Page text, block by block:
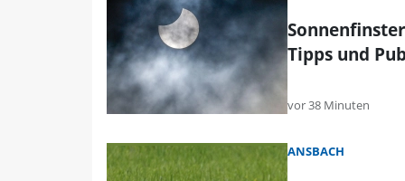
Tipps und
vor 38 Minuten
ANSBACH